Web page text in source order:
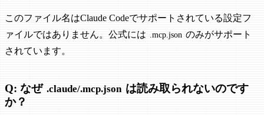
このファイル名はClaude Codeでサポートされている設定フ
ァイルではありません。公式には
.mcp.json のみがサポート
されています。
Q: なぜ .claude/.mcp.json は読み取られないのです
か？